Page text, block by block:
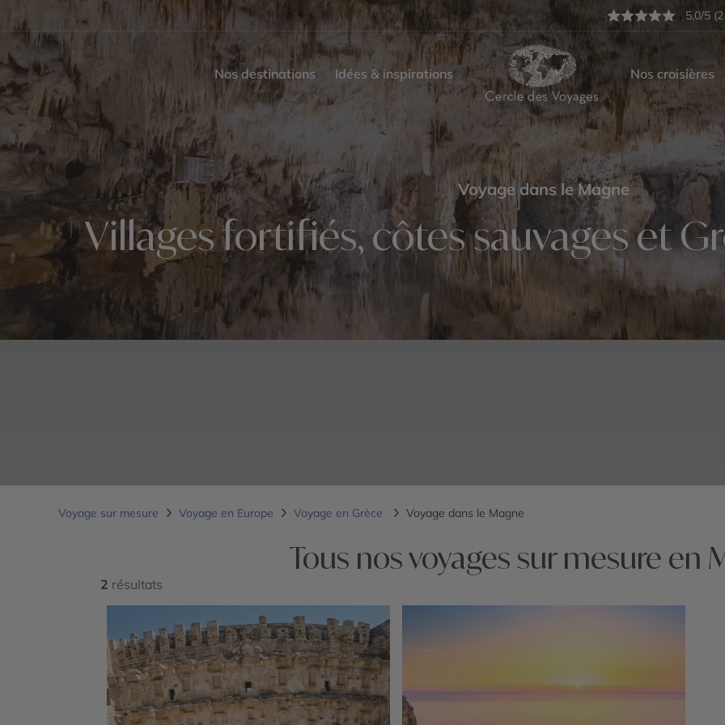
5,0/5
Nos destinations Idées & inspirations Nos croisières
Voyage dans le Magne
Villages fortifiés, côtes sauvages et
Voyage sur mesure Voyage en Europe Voyage en Grèce Voyage dans le Magne
Tous nos voyages sur mesure en
2 résultats